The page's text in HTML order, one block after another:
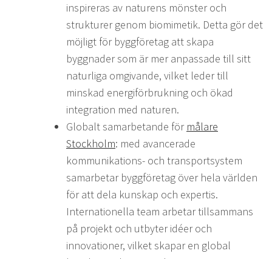
inspireras av naturens mönster och
strukturer genom biomimetik. Detta gör det
möjligt för byggföretag att skapa
byggnader som är mer anpassade till sitt
naturliga omgivande, vilket leder till
minskad energiförbrukning och ökad
integration med naturen.
Globalt samarbetande för målare
Stockholm: med avancerade
kommunikations- och transportsystem
samarbetar byggföretag över hela världen
för att dela kunskap och expertis.
Internationella team arbetar tillsammans
på projekt och utbyter idéer och
innovationer, vilket skapar en global